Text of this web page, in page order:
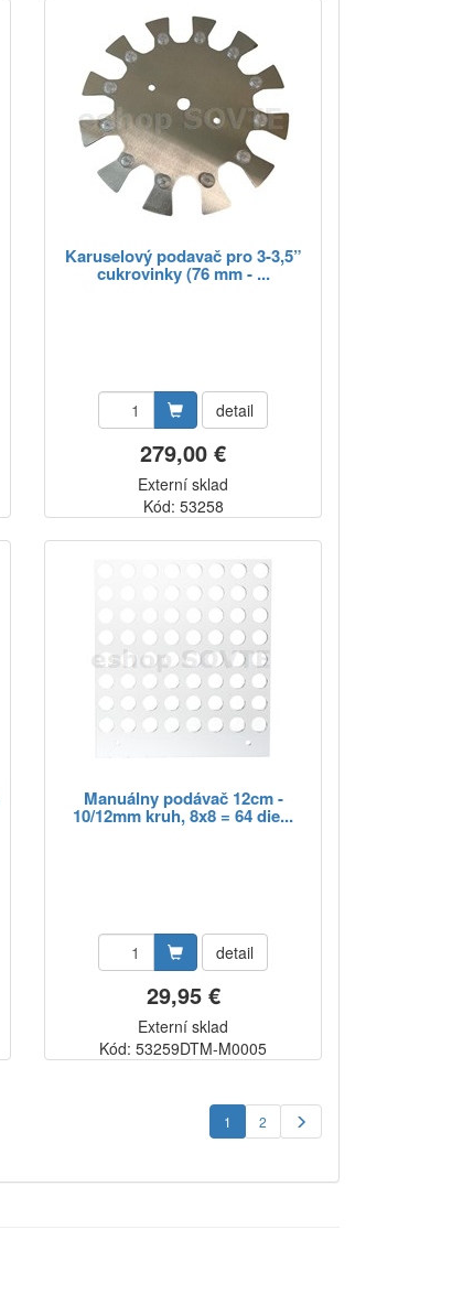
Karuselový podavač pro 3-3,5”
cukrovinky (76 mm - ...
detail
279,00 €
Externí sklad
Kód: 53258
Manuálny podávač 12cm -
10/12mm kruh, 8x8 = 64 die...
detail
29,95 €
Externí sklad
Kód: 53259DTM-M0005
1 2